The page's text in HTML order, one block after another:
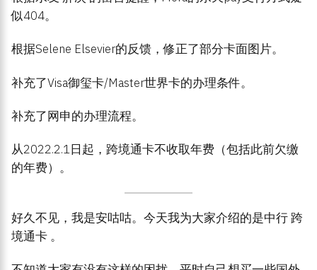
似404。
根据Selene Elsevier的反馈，修正了部分卡面图片。
补充了Visa御玺卡/Master世界卡的办理条件。
补充了网申的办理流程。
从2022.2.1日起，跨境通卡不收取年费（包括此前欠缴
的年费）。
好久不见，我是安咕咕。今天我为大家介绍的是中行 跨
境通卡 。